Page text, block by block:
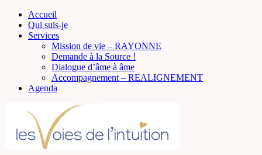
Accueil
Qui suis-je
Services
Mission de vie – RAYONNE
Demande à la Source !
Dialogue d’âme à âme
Accompagnement – REALIGNEMENT
Agenda